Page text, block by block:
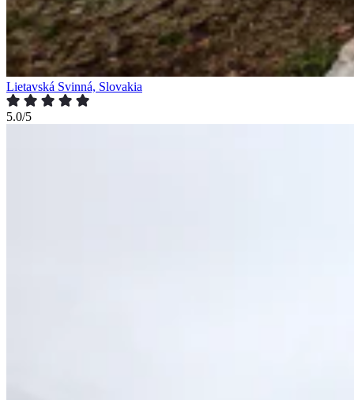
Lietavská Svinná, Slovakia
5.0/5